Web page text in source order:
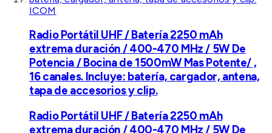
ICOM
Radio Portátil UHF / Batería 2250 mAh
extrema duración / 400-470 MHz / 5W De
Potencia / Bocina de 1500mW Mas Potente/ ,
16 canales. Incluye: batería, cargador, antena,
tapa de accesorios y clip.
Radio Portátil UHF / Batería 2250 mAh
extrema duración / 400-470 MHz / 5W De